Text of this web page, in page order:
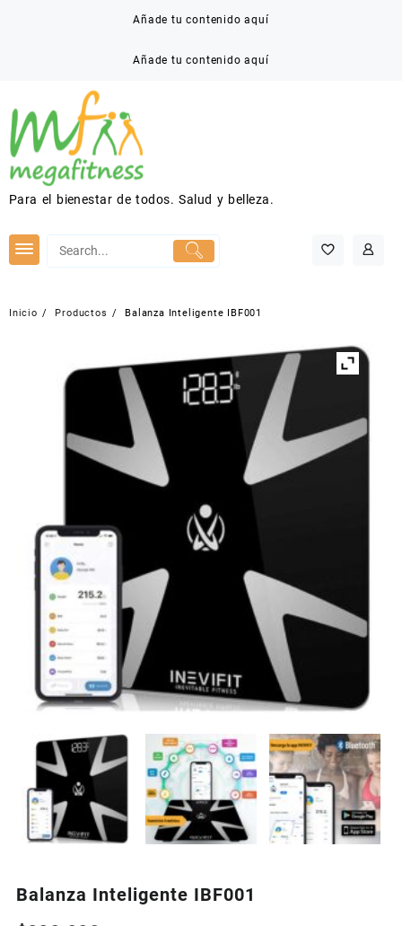
Añade tu contenido aquí
Añade tu contenido aquí
Para el bienestar de todos. Salud y belleza.
Inicio Productos Balanza Inteligente IBF001
Balanza Inteligente IBF001